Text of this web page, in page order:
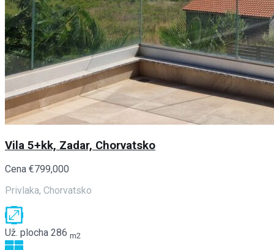
Vila 5+kk, Zadar, Chorvatsko
Cena €799,000
Privlaka, Chorvatsko
Už. plocha 286 m2